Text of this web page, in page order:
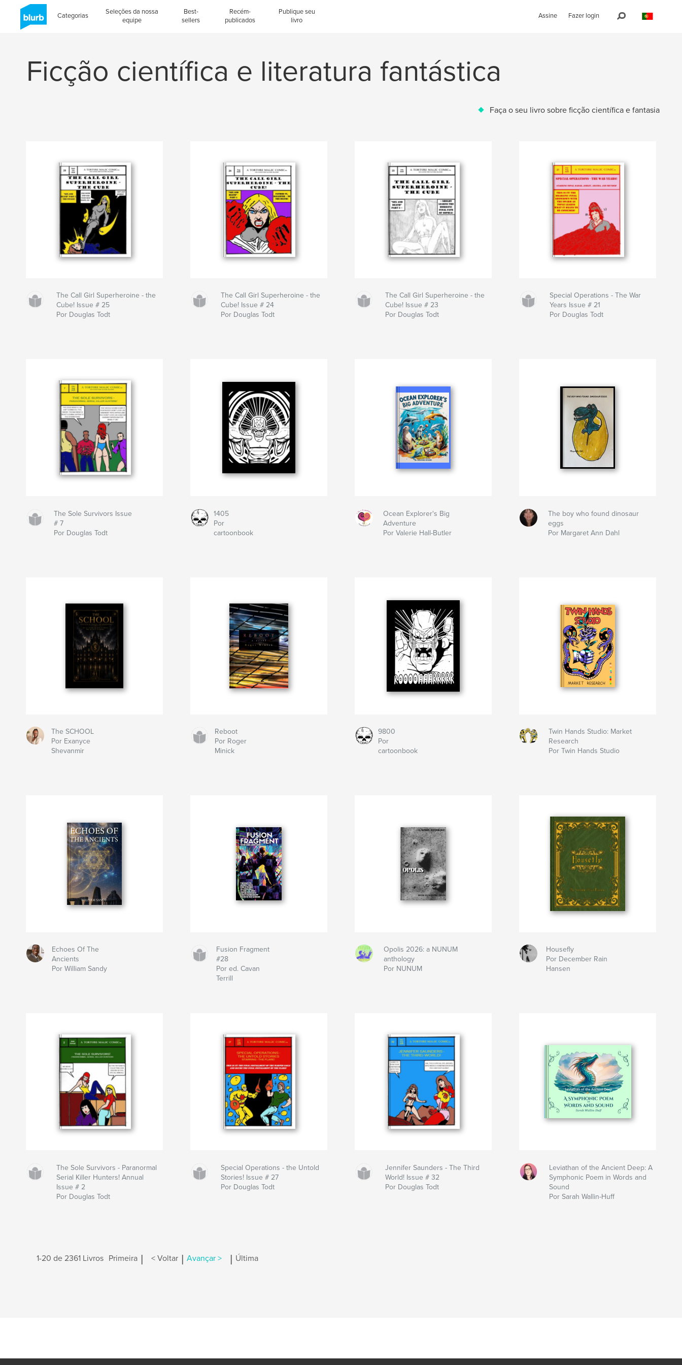
Categorias
Seleções da nossa
equipe
Best-
sellers
Recém-
publicados
Publique seu
livro
Assine Fazer login
Ficção científica e literatura fantástica
Faça o seu livro sobre ficção científica e fantasia
The Call Girl Superheroine - the
Cube! Issue # 25
Por Douglas Todt
The Call Girl Superheroine - the
Cube! Issue # 24
Por Douglas Todt
The Call Girl Superheroine - the
Cube! Issue # 23
Por Douglas Todt
Special Operations - The War
Years Issue # 21
Por Douglas Todt
The Sole Survivors Issue
# 7
Por Douglas Todt
1405
Por
cartoonbook
Ocean Explorer's Big
Adventure
Por Valerie Hall-Butler
The boy who found dinosaur
eggs
Por Margaret Ann Dahl
The SCHOOL
Por Exanyce
Shevanmir
Reboot
Por Roger
Minick
9800
Por
cartoonbook
Twin Hands Studio: Market
Research
Por Twin Hands Studio
Echoes Of The
Ancients
Por William Sandy
Fusion Fragment
#28
Por ed. Cavan
Terrill
Opolis 2026: a NUNUM
anthology
Por NUNUM
Housefly
Por December Rain
Hansen
The Sole Survivors - Paranormal
Serial Killer Hunters! Annual
Issue # 2
Por Douglas Todt
Special Operations - the Untold
Stories! Issue # 27
Por Douglas Todt
Jennifer Saunders - The Third
World! Issue # 32
Por Douglas Todt
Leviathan of the Ancient Deep: A
Symphonic Poem in Words and
Sound
Por Sarah Wallin-Huff
1-20 de 2361 Livros Primeira | < Voltar | Avançar > | Última